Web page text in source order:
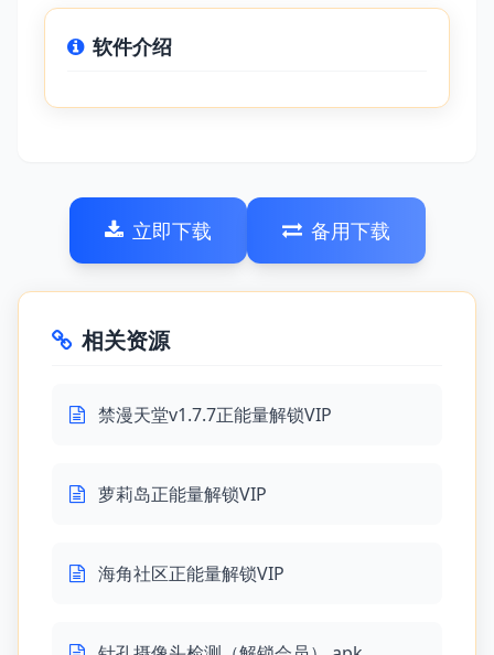
软件介绍
立即下载 备用下载
相关资源
禁漫天堂v1.7.7正能量解锁VIP
萝莉岛正能量解锁VIP
海角社区正能量解锁VIP